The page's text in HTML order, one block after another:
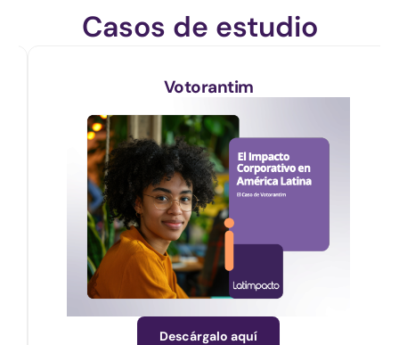
Casos de estudio
Votorantim
Descárgalo aquí